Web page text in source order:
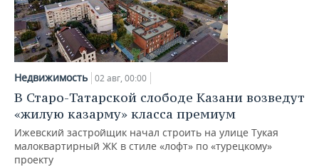
Недвижимость 02 авг, 00:00
В Старо-Татарской слободе Казани возведут
«жилую казарму» класса премиум
Ижевский застройщик начал строить на улице Тукая
малоквартирный ЖК в стиле «лофт» по «турецкому»
проекту